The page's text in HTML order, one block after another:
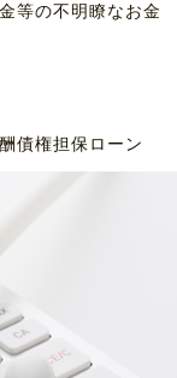
等の不明瞭なお金
債権担保ローン